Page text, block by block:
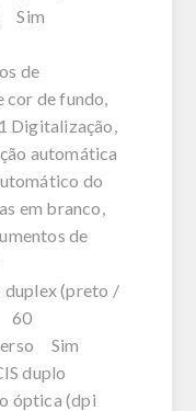
Sim
de
de fundo,
Digitalização,
automática
do
em branco,
de
duplex (preto /
60
Sim
duplo
óptica (dpi